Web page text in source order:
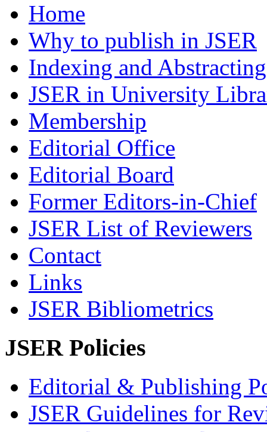
Home
Why to publish in JSER
Indexing and Abstracting
JSER in University
Membership
Editorial Office
Editorial Board
Former Editors-in-Chief
JSER List of Reviewers
Contact
Links
JSER Bibliometrics
JSER Policies
Editorial & Publishing
JSER Guidelines for